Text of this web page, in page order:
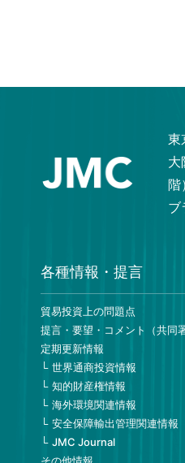
東
大
階
ブ
各種情報・提言
貿易投資上の問題点
提言・要望・コメント（共同
定期更新情報
世界通商投資情報
知的財産権情報
海外環境関連情報
安全保障輸出管理関連情報
JMC Journal